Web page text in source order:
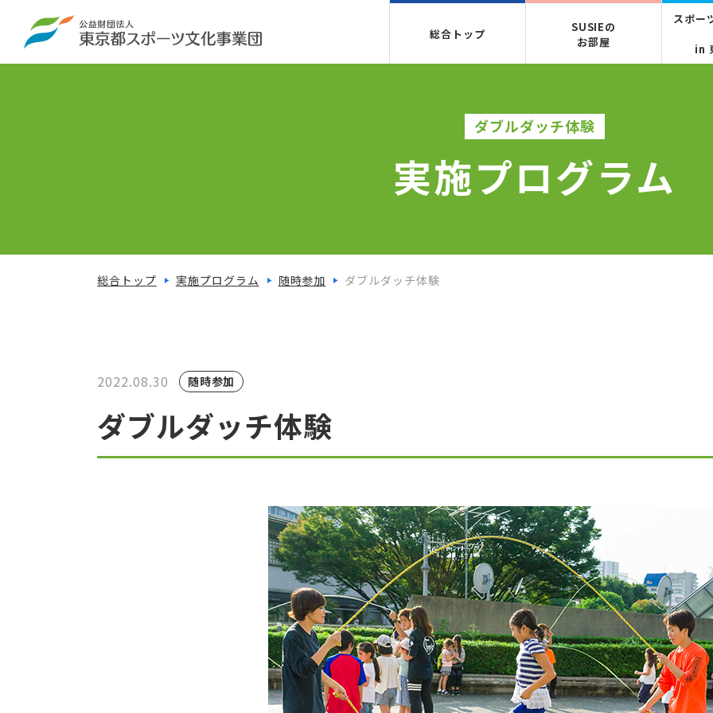
総合トップ
SUSIEの
お部屋
スポー
in
ダブルダッチ体験
実施プログラム
総合トップ 実施プログラム 随時参加 ダブルダッチ体験
2022.08.30 随時参加
ダブルダッチ体験